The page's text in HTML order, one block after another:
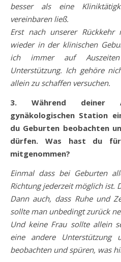
besser als eine
vereinbaren ließ.
Erst nach unserer
wieder in der klinischen
ich immer auf
Unterstützung. Ich gehöre
allein zu schaffen versuchen.
3. Während deiner
gynäkologischen Station
du Geburten beobachten
dürfen. Was hast du
mitgenommen?
Einmal dass bei Geburten
Richtung jederzeit möglich ist.
Dann auch, dass Ruhe und
sollte man unbedingt zurück
Und keine Frau sollte allein
eine andere
beobachten und spüren, was